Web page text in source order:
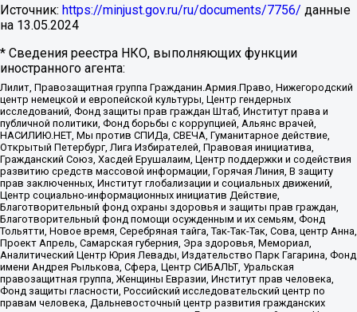
Источник: https://minjust.gov.ru/ru/documents/7756/ данные
на 13.05.2024
* Сведения реестра НКО, выполняющих функции
иностранного агента:
Лилит, Правозащитная группа Гражданин.Армия.Право, Нижегородский
центр немецкой и европейской культуры, Центр гендерных
исследований, Фонд защиты прав граждан Штаб, Институт права и
публичной политики, Фонд борьбы с коррупцией, Альянс врачей,
НАСИЛИЮ.НЕТ, Мы против СПИДа, СВЕЧА, Гуманитарное действие,
Открытый Петербург, Лига Избирателей, Правовая инициатива,
Гражданский Союз, Хасдей Ерушалаим, Центр поддержки и содействия
развитию средств массовой информации, Горячая Линия, В защиту
прав заключенных, Институт глобализации и социальных движений,
Центр социально-информационных инициатив Действие,
Благотворительный фонд охраны здоровья и защиты прав граждан,
Благотворительный фонд помощи осужденным и их семьям, Фонд
Тольятти, Новое время, Серебряная тайга, Так-Так-Так, Сова, центр Анна,
Проект Апрель, Самарская губерния, Эра здоровья, Мемориал,
Аналитический Центр Юрия Левады, Издательство Парк Гагарина, Фонд
имени Андрея Рылькова, Сфера, Центр СИБАЛЬТ, Уральская
правозащитная группа, Женщины Евразии, Институт прав человека,
Фонд защиты гласности, Российский исследовательский центр по
правам человека, Дальневосточный центр развития гражданских